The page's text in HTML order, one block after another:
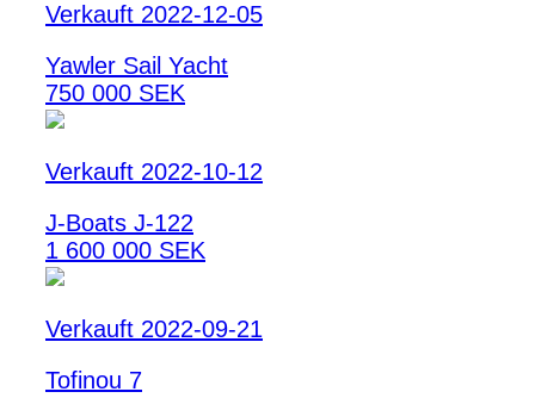
Verkauft 2022-12-05
Yawler Sail Yacht
750 000 SEK
Verkauft 2022-10-12
J-Boats J-122
1 600 000 SEK
Verkauft 2022-09-21
Tofinou 7